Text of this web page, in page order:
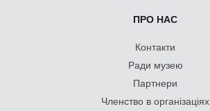
ПРО НАС
Контакти
Ради музею
Партнери
Членство в організаціях